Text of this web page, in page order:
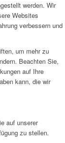
werden. Wir
Websites
verbessern und
um mehr zu
Beachten Sie,
auf Ihre
kann, die wir
auf unserer
zu stellen.